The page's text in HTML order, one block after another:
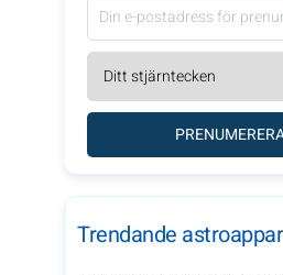
Trendande astroappar